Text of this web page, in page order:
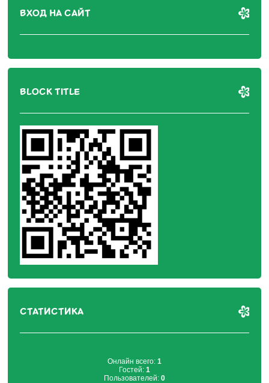
ВХОД НА САЙТ
BLOCK TITLE
СТАТИСТИКА
Онлайн всего: 1
Гостей: 1
Пользователей: 0